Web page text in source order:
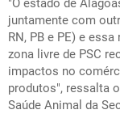
"O estado de
juntamente com
RN, PB e PE) e
zona livre de PSC
impactos no
produtos", ressalta
Saúde Animal da